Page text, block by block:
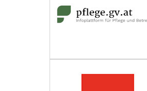
Personenbetreuung